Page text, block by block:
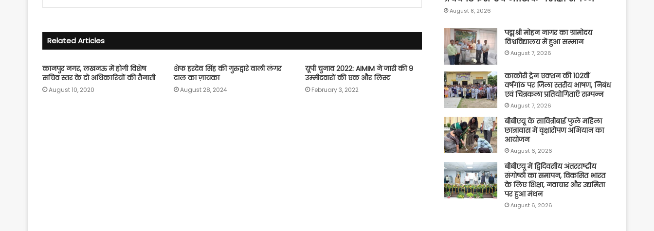
Related Articles
कानपुर नगर, लखनऊ में होगी विशेष
सचिव स्तर के दो अधिकारियों की तैनाती
August 10, 2020
शेफ हरदेव सिंह की गुरुद्वारे वाली लंगर
दाल का ज़ायका
August 28, 2024
यूपी चुनाव 2022: AIMIM ने जारी की 9
उम्मीदवारों की एक और लिस्ट
February 3, 2022
August 8, 2026
पद्मश्री मोहन नागर का ग्रामोदय
विश्वविद्यालय में हुआ सम्मान
August 7, 2026
काकोरी ट्रेन एक्शन की 102वीं
वर्षगांठ पर जिला स्तरीय भाषण, निबंध
एवं चित्रकला प्रतियोगिताएँ सम्पन्न
August 7, 2026
बीबीएयू के सावित्रीबाई फुले महिला
छात्रावास में वृक्षारोपण अभियान का
आयोजन
August 6, 2026
बीबीएयू में द्विदिवसीय अंतरराष्ट्रीय
संगोष्ठी का समापन, विकसित भारत
के लिए शिक्षा, नवाचार और उद्यमिता
पर हुआ मंथन
August 6, 2026